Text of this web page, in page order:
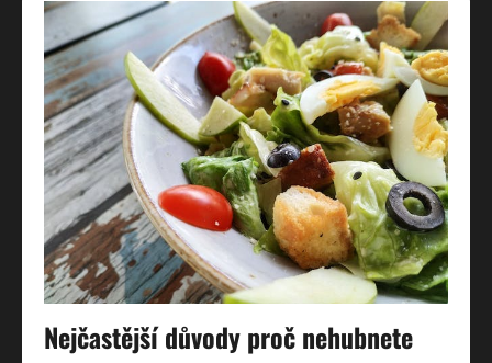
Nejčastější důvody proč nehubnete